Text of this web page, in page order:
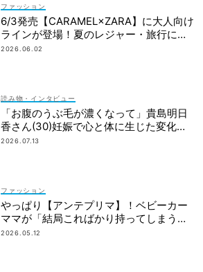
ファッション
6/3発売【CARAMEL×ZARA】に大人向け
ラインが登場！夏のレジャー・旅行にも
おすすめ
2026.06.02
読み物・インタビュー
「お腹のうぶ毛が濃くなって」貴島明日
香さん(30)妊娠で心と体に生じた変化も
「愛しいです」
2026.07.13
ファッション
やっぱり【アンテプリマ】！ベビーカー
ママが「結局こればかり持ってしまう」
納得の理由
2026.05.12